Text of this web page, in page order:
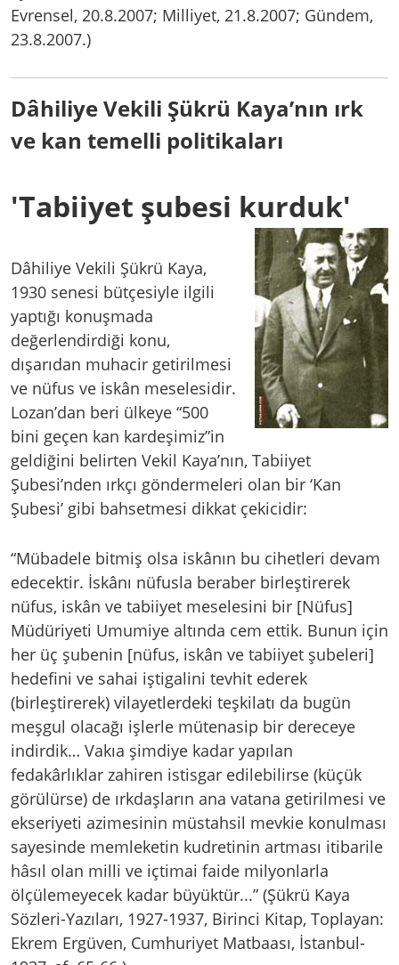
Evrensel, 20.8.2007; Milliyet, 21.8.2007; Gündem,
23.8.2007.)
Dâhiliye Vekili Şükrü Kaya’nın ırk
ve kan temelli politikaları
'Tabiiyet şubesi kurduk'
Dâhiliye Vekili Şükrü Kaya,
1930 senesi bütçesiyle ilgili
yaptığı konuşmada
değerlendirdiği konu,
dışarıdan muhacir getirilmesi
ve nüfus ve iskân meselesidir.
Lozan’dan beri ülkeye “500
bini geçen kan kardeşimiz”in
geldiğini belirten Vekil Kaya’nın, Tabiiyet
Şubesi’nden ırkçı göndermeleri olan bir ‘Kan
Şubesi’ gibi bahsetmesi dikkat çekicidir:
“Mübadele bitmiş olsa iskânın bu cihetleri devam
edecektir. İskânı nüfusla beraber birleştirerek
nüfus, iskân ve tabiiyet meselesini bir [Nüfus]
Müdüriyeti Umumiye altında cem ettik. Bunun için
her üç şubenin [nüfus, iskân ve tabiiyet şubeleri]
hedefini ve sahai iştigalini tevhit ederek
(birleştirerek) vilayetlerdeki teşkilatı da bugün
meşgul olacağı işlerle mütenasip bir dereceye
indirdik… Vakıa şimdiye kadar yapılan
fedakârlıklar zahiren istisgar edilebilirse (küçük
görülürse) de ırkdaşların ana vatana getirilmesi ve
ekseriyeti azimesinin müstahsil mevkie konulması
sayesinde memleketin kudretinin artması itibarile
hâsıl olan milli ve içtimai faide milyonlarla
ölçülemeyecek kadar büyüktür...” (Şükrü Kaya
Sözleri-Yazıları, 1927-1937, Birinci Kitap, Toplayan:
Ekrem Ergüven, Cumhuriyet Matbaası, İstanbul-